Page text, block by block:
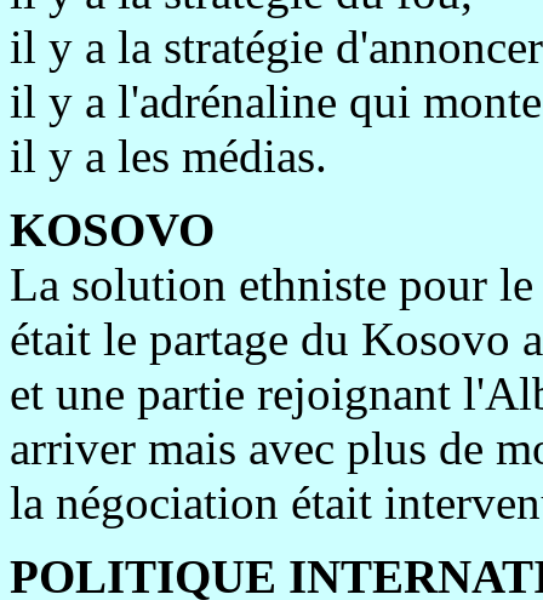
il y a la stratégie
il y a l'adrénaline qui monte
il y a les médias.
KOSOVO
La solution ethniste pour
était le partage du Kosovo
et une partie rejoignant
arriver mais avec plus de
la négociation était
POLITIQUE